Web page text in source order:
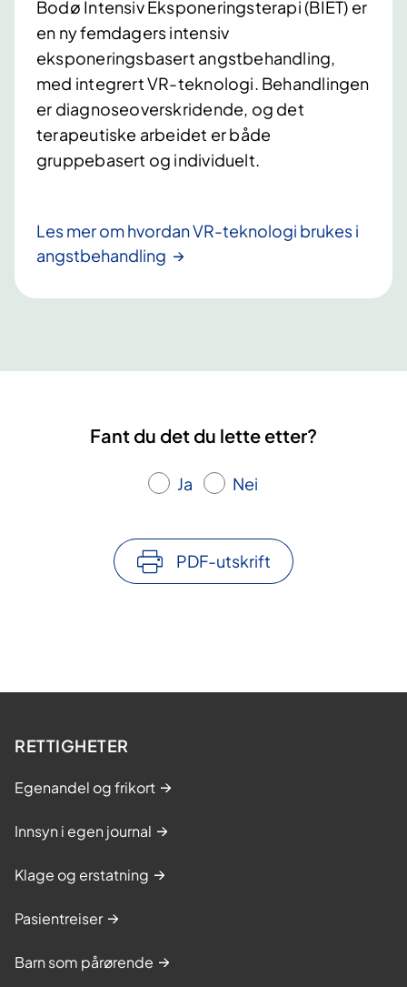
Bodø Intensiv Eksponeringsterapi (BIET) er
en ny femdagers intensiv
eksponeringsbasert angstbehandling,
med integrert VR-teknologi. Behandlingen
er diagnoseoverskridende, og det
terapeutiske arbeidet er både
gruppebasert og individuelt.
Les mer om hvordan VR-teknologi brukes i
angstbehandling
Fant du det du lette etter?
Ja Nei
PDF-utskrift
RETTIGHETER
Egenandel og frikort
Innsyn i egen journal
Klage og erstatning
Pasientreiser
Barn som pårørende